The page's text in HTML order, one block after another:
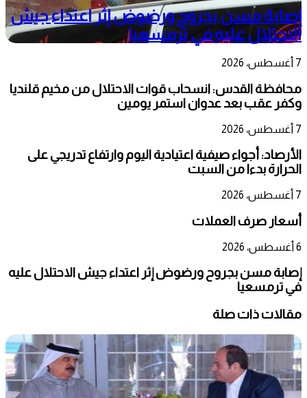
إصابة مسن بجروح ورضوض إثر اعتداء جيش
الاحتلال عليه في ترمسعيا
7 أغسطس، 2026
محافظة القدس: انسحاب قوات الاحتلال من مخيم قلنديا
وكفر عقب بعد عدوان استمر يومين
7 أغسطس، 2026
الأرصاد: أجواء صيفية اعتيادية اليوم وارتفاع تدريجي على
الحرارة بدءا من السبت
7 أغسطس، 2026
أسعار صرف العملات
6 أغسطس، 2026
إصابة مسن بجروح ورضوض إثر اعتداء جيش الاحتلال عليه
في ترمسعيا
مقالات ذات صلة